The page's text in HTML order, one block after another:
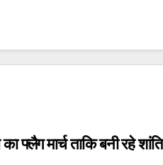
फ्लैग मार्च ताकि बनी रहे शांति